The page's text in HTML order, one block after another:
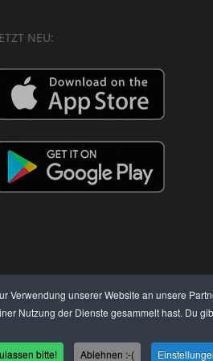
unserer Website an unsere
Nutzung der Dienste gesammelt hast. Du
bitte! Ablehnen :-(
NEU: